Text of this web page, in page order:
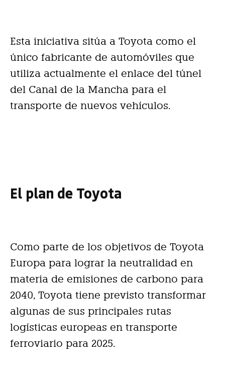
Esta iniciativa sitúa a Toyota como el
único fabricante de automóviles que
utiliza actualmente el enlace del túnel
del Canal de la Mancha para el
transporte de nuevos vehículos.
El plan de Toyota
Como parte de los objetivos de Toyota
Europa para lograr la neutralidad en
materia de emisiones de carbono para
2040, Toyota tiene previsto transformar
algunas de sus principales rutas
logísticas europeas en transporte
ferroviario para 2025.